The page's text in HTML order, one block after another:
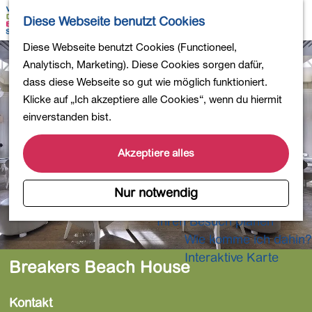
Diese Webseite benutzt Cookies
Diese Webseite benutzt Cookies (Functioneel,
Analytisch, Marketing). Diese Cookies sorgen dafür,
dass diese Webseite so gut wie möglich funktioniert.
Klicke auf „Ich akzeptiere alle Cookies“, wenn du hiermit
einverstanden bist.
Akzeptiere alles
Nur notwendig
G
e
h
e
n
i
e
z
u
r
H
K
r
t
e
S
c
h
e
n
e
n
ü
Einkaufen
Essen und Trinken
Kinderaktivitäten
In die Natur
Polder und Seen
Museen und mehr
Aktiv und gesund
4-Tage-Wanderung
Übernachtungen
Ihren Besuch planen
Wie komme ich dahin?
Interaktive Karte
Breakers Beach House
Kontakt